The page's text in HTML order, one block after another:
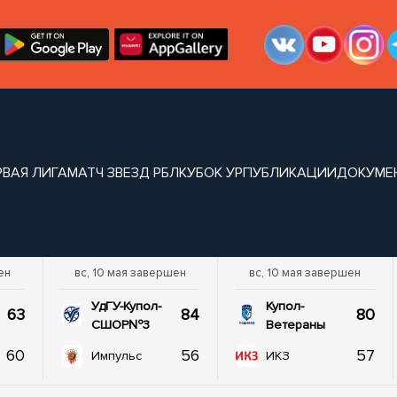
ЛИГАМАТЧ ЗВЕЗД РБЛКУБОК УРПУБЛИКАЦИИ
63
60
вс, 10 мая завершен
УдГУ-Купол-
СШОР№3
84
Импульс 56
вс, 10 мая завершен
Купол-
Ветераны
80
ИКЗ 57